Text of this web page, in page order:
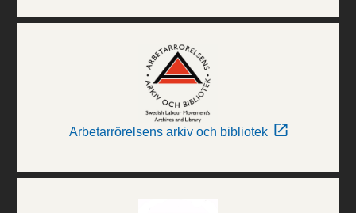
Arbetarrörelsens arkiv och bibliotek